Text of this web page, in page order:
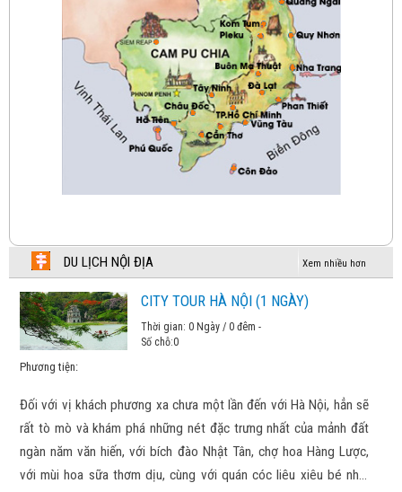
Chương trình tham khảo
HÀ NỘI – HONGKONG – HÀ NỘI BAY CATHAY
PACIFIC
Chương trình tham khảo
NHẬT BẢN HOA ANH ĐÀO 2026
HÀ NỘI – BUSAN – DU THUYỀN – TÀU VEN BIỂN–
Chương trình tham khảo
KHÁM PHÁ XỨ SỞ KIM CHI HÀN QUỐC
Chương trình tham khảo
KHÁM PHÁ BUSAN - SEOUL – MÙA HOA ANH
DU LỊCH NỘI ĐỊA Xem nhiều hơn
CITY TOUR HÀ NỘI (1 NGÀY)
Thời gian: 0 Ngày / 0 đêm -
Số chỗ:0
Phương tiện:
Đối với vị khách phương xa chưa một lần đến với Hà Nội, hẳn sẽ
rất tò mò và khám phá những nét đặc trưng nhất của mảnh đất
ngàn năm văn hiến, với bích đào Nhật Tân, chợ hoa Hàng Lược,
với mùi hoa sữa thơm dịu, cùng với quán cóc liêu xiêu bé nhỏ,